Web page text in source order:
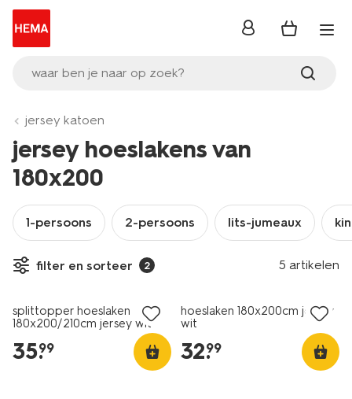
waar ben je naar op zoek?
inloggen
jersey katoen
jersey hoeslakens van
180x200
1-persoons 2-persoons lits-jumeaux
filter en sorteer 2 5 artikelen
splittopper hoeslaken
180x200/210cm jersey wit
35.
99
hoeslaken 180x200cm jersey
wit
32.
99